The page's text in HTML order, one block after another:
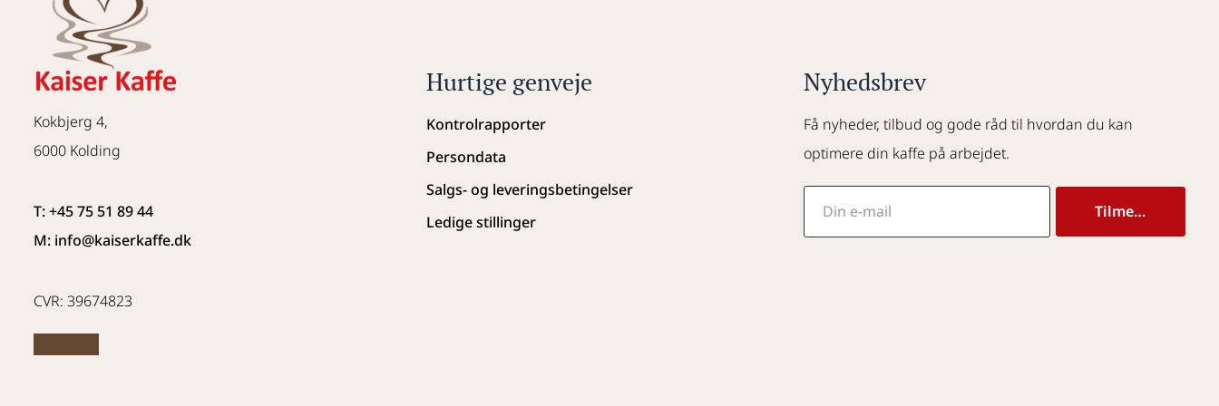
Kokbjerg 4,
6000 Kolding
T: +45 75 51 89 44
M: info@kaiserkaffe.dk
CVR: 39674823
Hurtige genveje
Kontrolrapporter
Persondata
Salgs- og leveringsbetingelser
Ledige stillinger
Nyhedsbrev
Få nyheder, tilbud og gode råd til hvordan du kan
optimere din kaffe på arbejdet.
Tilmeld